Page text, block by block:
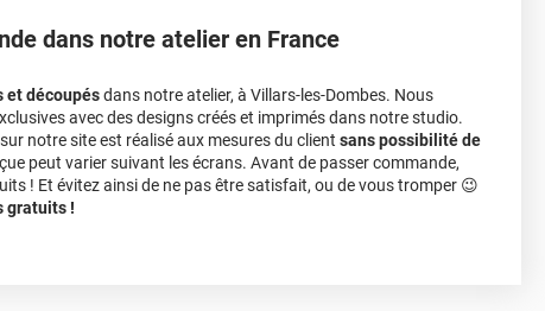
dans notre atelier en France
et découpésdans notre atelier, à Villars-les-Dombes. Nous
avec des designs créés et imprimés dans notre studio.
notre site est réalisé aux mesures du client sans possibilité de
peut varier suivant les écrans. Avant de passer commande,
! Et évitez ainsi de ne pas être satisfait, ou de vous tromper 😉
gratuits !